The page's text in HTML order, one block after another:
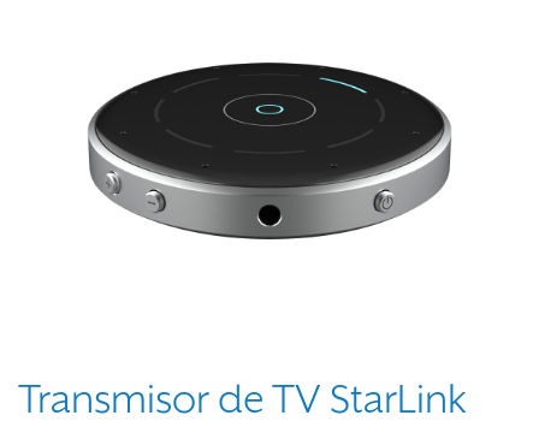
Transmisor de TV StarLink